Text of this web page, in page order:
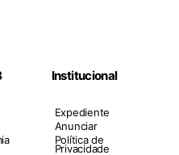
Institucional
Expediente
Anunciar
Política de
Privacidade